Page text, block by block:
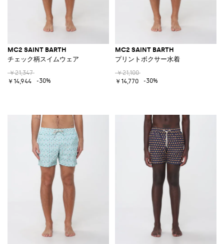
MC2 SAINT BARTH
チェック柄スイムウェア
￥21,347
￥14,944
-30%
MC2 SAINT BARTH
プリントボクサー水着
￥21,100
￥14,770
-30%